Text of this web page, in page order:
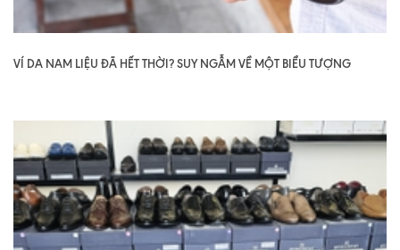
VÍ DA NAM LIỆU ĐÃ HẾT THỜI? SUY NGẪM VỀ MỘT BIỂU TƯỢNG